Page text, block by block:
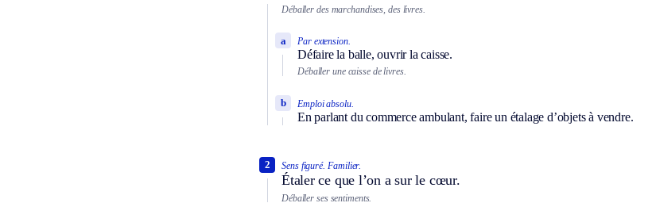
Déballer des marchandises, des livres.
Par extension.
Défaire la balle, ouvrir la caisse.
a
Déballer une caisse de livres.
Emploi absolu.
En parlant du commerce ambulant, faire un étalage d’objets à vendre.
b
Sens figuré. Familier.
Étaler ce que l’on a sur le cœur.
2
Déballer ses sentiments.